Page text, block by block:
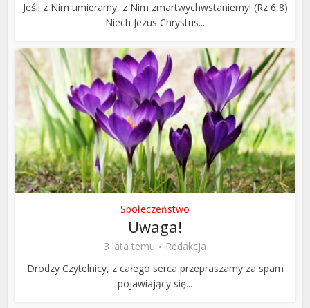
Jeśli z Nim umieramy, z Nim zmartwychwstaniemy! (Rz 6,8)
Niech Jezus Chrystus...
Społeczeństwo
Uwaga!
3 lata temu
Redakcja
Drodzy Czytelnicy, z całego serca przepraszamy za spam
pojawiający się...